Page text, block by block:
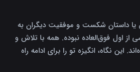
یا داستان شکست و موفقیت دیگران به
اول فوق‌العاده نبوده. همه با تلاش و
این نگاه، انگیزه تو را برای ادامه راه